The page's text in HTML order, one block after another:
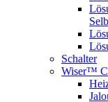
Schalter
Wiser™